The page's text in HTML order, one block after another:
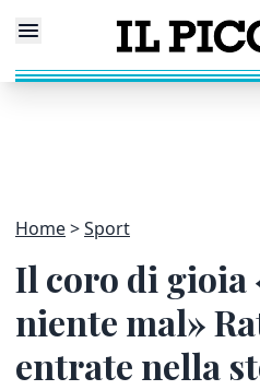
Home Sport
Il coro di gioia
niente mal»
entrate nella